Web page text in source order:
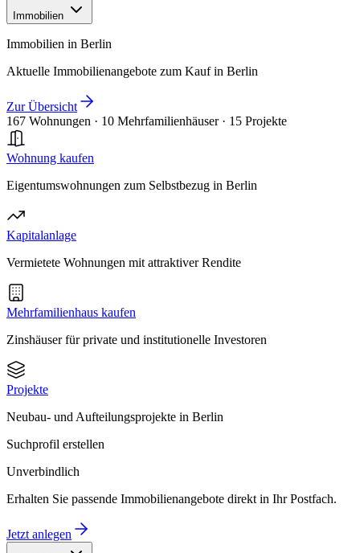
Immobilien
Immobilien in Berlin
Aktuelle Immobilienangebote zum Kauf in Berlin
Zur Übersicht
167 Wohnungen · 10 Mehrfamilienhäuser · 15 Projekte
Wohnung kaufen
Eigentumswohnungen zum Selbstbezug in Berlin
Kapitalanlage
Vermietete Wohnungen mit attraktiver Rendite
Mehrfamilienhaus kaufen
Zinshäuser für private und institutionelle Investoren
Projekte
Neubau- und Aufteilungsprojekte in Berlin
Suchprofil erstellen
Unverbindlich
Erhalten Sie passende Immobilienangebote direkt in Ihr Postfach.
Jetzt anlegen